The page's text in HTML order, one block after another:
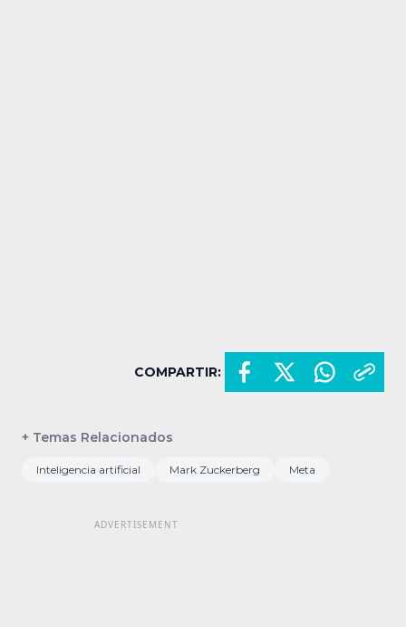
COMPARTIR:
+ Temas Relacionados
Inteligencia artificial Mark Zuckerberg Meta